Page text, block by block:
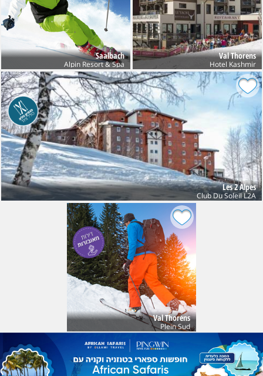
Val Thorens
Hotel Kashmir
Saalbach
Alpin Resort & Spa
Les 2 Alpes
Club Du Soleil L2A
Val Thorens
Plein Sud